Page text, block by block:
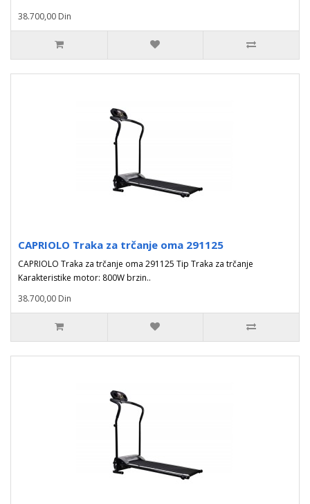
38.700,00 Din
CAPRIOLO Traka za trčanje oma 291125
CAPRIOLO Traka za trčanje oma 291125 Tip Traka za trčanje
Karakteristike motor: 800W brzin..
38.700,00 Din